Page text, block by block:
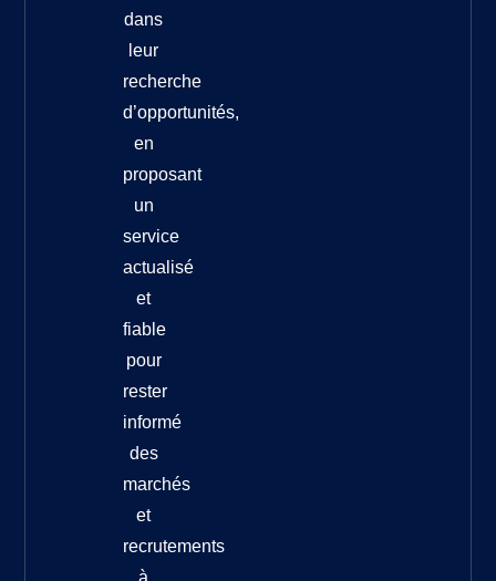
dans
leur
recherche
d’opportunités,
en
proposant
un
service
actualisé
et
fiable
pour
rester
informé
des
marchés
et
recrutements